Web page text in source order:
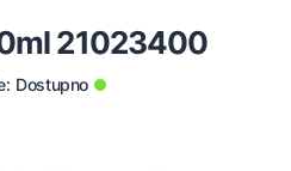
21023400
Dostupno